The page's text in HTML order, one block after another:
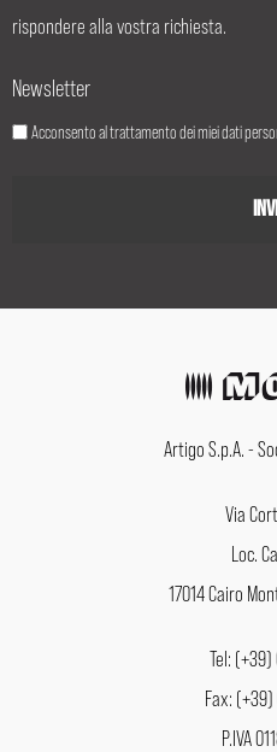
rispondere alla vostra richiesta.
Newsletter
Acconsento al trattamento dei miei dati
Artigo S.p.A. -
Via
Loc.
17014 Cairo
Tel: (+39)
Fax:
P.IVA